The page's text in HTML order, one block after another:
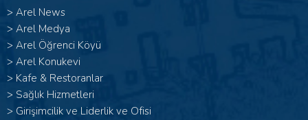
> Arel News
> Arel Medya
> Arel Öğrenci Köyü
> Arel Konukevi
> Kafe & Restoranlar
> Sağlık Hizmetleri
> Girişimcilik ve Liderlik ve Ofisi